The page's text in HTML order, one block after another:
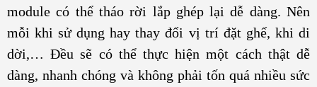
module có thể tháo rời lắp ghép lại dễ dàng. Nên
mỗi khi sử dụng hay thay đổi vị trí đặt ghế, khi di
dời,… Đều sẽ có thể thực hiện một cách thật dễ
dàng, nhanh chóng và không phải tốn quá nhiều sức